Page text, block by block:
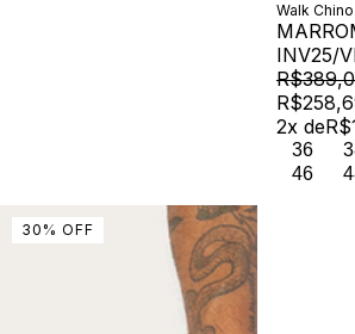
Walk
INV25/
2x de
36
46
30 % OFF